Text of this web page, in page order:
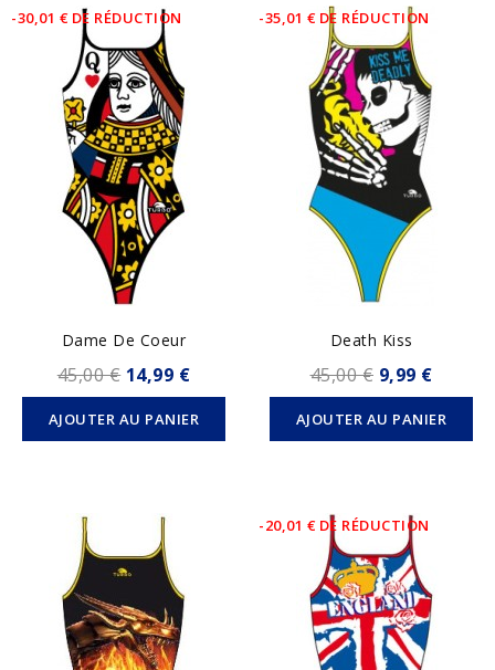
-30,01 € DE RÉDUCTION
Dame De Coeur
45,00 € 14,99 €
AJOUTER AU PANIER
-35,01 € DE RÉDUCTION
Death Kiss
45,00 € 9,99 €
AJOUTER AU PANIER
-20,01 € DE RÉDUCTION